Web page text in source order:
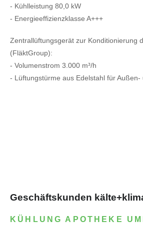
- Kühlleistung 80,0 kW
- Energieeffizienzklasse A+++
Zentrallüftungsgerät zur Konditionierung
(FläktGroup):
- Volumenstrom 3.000 m³/h
- Lüftungstürme aus Edelstahl für Außen-
Geschäftskunden
KÜHLUNG APOTHEKE